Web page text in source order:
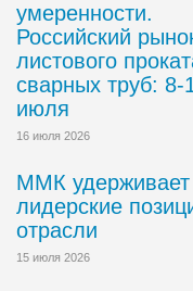
умеренности.
Российский
листового
сварных труб: 8-
июля
16 июля 2026
ММК удерживает
лидерские
отрасли
15 июля 2026